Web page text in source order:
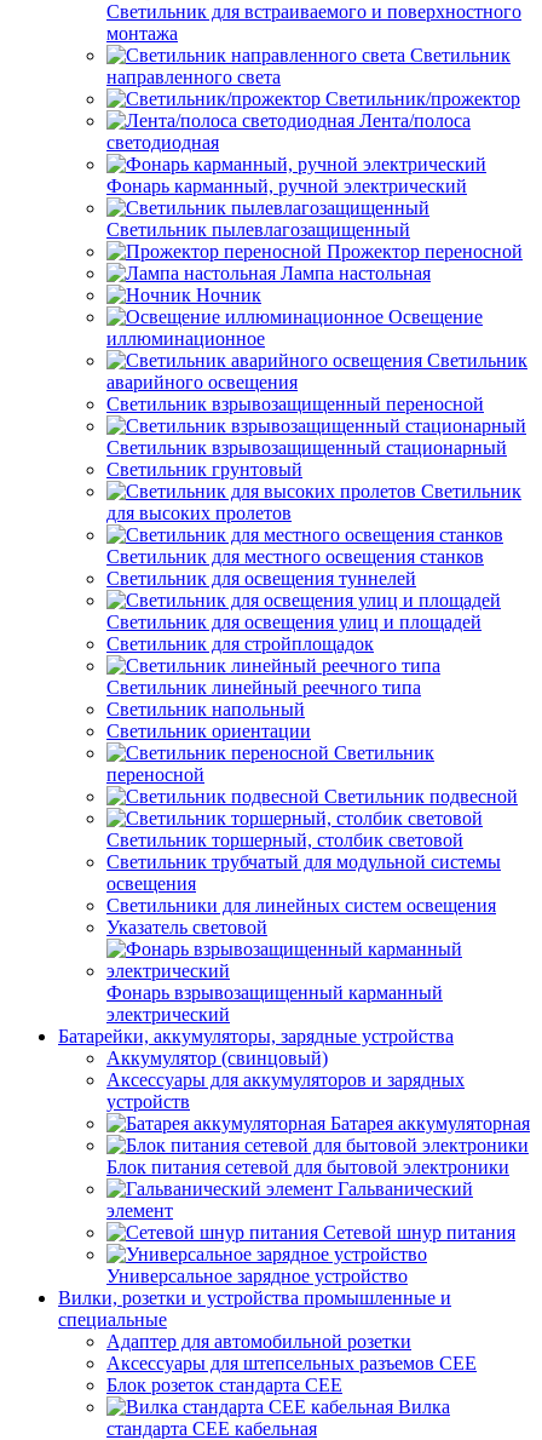
Светильник для встраиваемого и поверхностного
монтажа
Светильник
направленного света
Светильник/прожектор
Лента/полоса
светодиодная
Фонарь карманный, ручной электрический
Светильник пылевлагозащищенный
Прожектор переносной
Лампа настольная
Ночник
Освещение
иллюминационное
Светильник
аварийного освещения
Светильник взрывозащищенный переносной
Светильник взрывозащищенный стационарный
Светильник грунтовый
Светильник
для высоких пролетов
Светильник для местного освещения станков
Светильник для освещения туннелей
Светильник для освещения улиц и площадей
Светильник для стройплощадок
Светильник линейный реечного типа
Светильник напольный
Светильник ориентации
Светильник
переносной
Светильник подвесной
Светильник торшерный, столбик световой
Светильник трубчатый для модульной системы
освещения
Светильники для линейных систем освещения
Указатель световой
Фонарь взрывозащищенный карманный
электрический
Батарейки, аккумуляторы, зарядные устройства
Аккумулятор (свинцовый)
Аксессуары для аккумуляторов и зарядных
устройств
Батарея аккумуляторная
Блок питания сетевой для бытовой электроники
Гальванический
элемент
Сетевой шнур питания
Универсальное зарядное устройство
Вилки, розетки и устройства промышленные и
специальные
Адаптер для автомобильной розетки
Аксессуары для штепсельных разъемов CEE
Блок розеток стандарта CEE
Вилка
стандарта CEE кабельная